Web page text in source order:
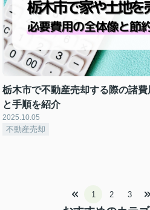
栃木市で不動産売却する際の諸
と手順を紹介
2025.10.05
不動産売却
1 2 3